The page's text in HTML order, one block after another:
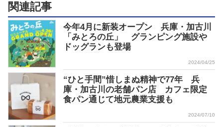
関連記事
今年4月に新装オープン 兵庫・加古川
「みとろの丘」 グランピング施設や
ドッグランも登場
2024/04/25
“ひと手間”惜しまぬ精神で77年 兵
庫・加古川の老舗パン店 カフェ限定
食パン通じて地元農業支援も
2024/07/10